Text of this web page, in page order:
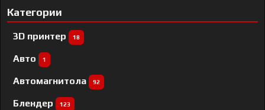
Категории
3D принтер 18
Авто 1
Автомагнитола 92
Блендер 123